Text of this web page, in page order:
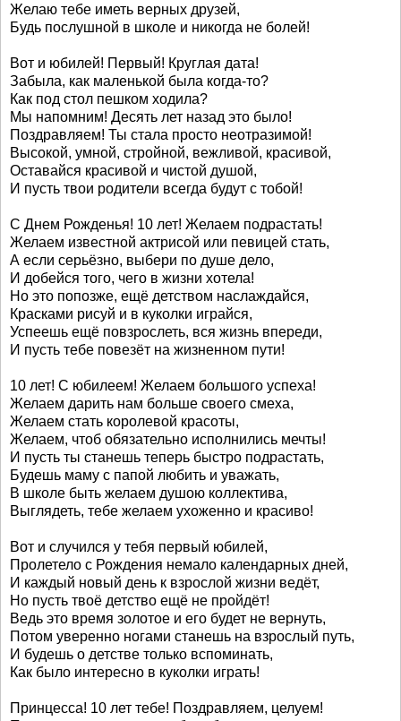
Желаю тебе иметь верных друзей,
Будь послушной в школе и никогда не болей!
Вот и юбилей! Первый! Круглая дата!
Забыла, как маленькой была когда-то?
Как под стол пешком ходила?
Мы напомним! Десять лет назад это было!
Поздравляем! Ты стала просто неотразимой!
Высокой, умной, стройной, вежливой, красивой,
Оставайся красивой и чистой душой,
И пусть твои родители всегда будут с тобой!
С Днем Рожденья! 10 лет! Желаем подрастать!
Желаем известной актрисой или певицей стать,
А если серьёзно, выбери по душе дело,
И добейся того, чего в жизни хотела!
Но это попозже, ещё детством наслаждайся,
Красками рисуй и в куколки играйся,
Успеешь ещё повзрослеть, вся жизнь впереди,
И пусть тебе повезёт на жизненном пути!
10 лет! С юбилеем! Желаем большого успеха!
Желаем дарить нам больше своего смеха,
Желаем стать королевой красоты,
Желаем, чтоб обязательно исполнились мечты!
И пусть ты станешь теперь быстро подрастать,
Будешь маму с папой любить и уважать,
В школе быть желаем душою коллектива,
Выглядеть, тебе желаем ухоженно и красиво!
Вот и случился у тебя первый юбилей,
Пролетело с Рождения немало календарных дней,
И каждый новый день к взрослой жизни ведёт,
Но пусть твоё детство ещё не пройдёт!
Ведь это время золотое и его будет не вернуть,
Потом уверенно ногами станешь на взрослый путь,
И будешь о детстве только вспоминать,
Как было интересно в куколки играть!
Принцесса! 10 лет тебе! Поздравляем, целуем!